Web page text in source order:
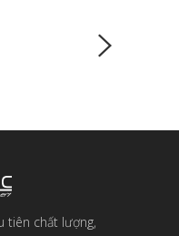
tiên chất lượng,